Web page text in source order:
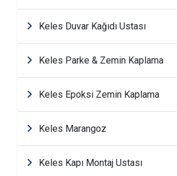
Keles Duvar Kağıdı Ustası
Keles Parke & Zemin Kaplama
Keles Epoksi Zemin Kaplama
Keles Marangoz
Keles Kapı Montaj Ustası